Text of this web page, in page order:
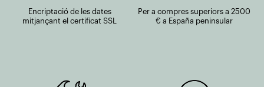
Encriptació de les dates
mitjançant el certificat SSL
Per a compres superiors a 2500
€ a España peninsular